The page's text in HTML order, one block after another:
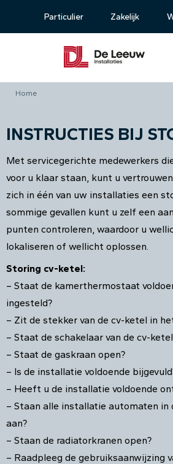
Particulier Zakelijk
Home
INSTRUCTIES BIJ
Met servicegerichte medewerkers
voor u klaar staan, kunt u
zich in één van uw installaties een
sommige gevallen kunt u zelf een
punten controleren, waardoor u
lokaliseren of wellicht oplossen.
Storing cv-ketel:
– Staat de kamerthermostaat
ingesteld?
– Zit de stekker van de cv-ketel in
– Staat de schakelaar van de cv-
– Staat de gaskraan open?
– Is de installatie voldoende
– Heeft u de installatie voldoende
– Staan alle installatie automaten in
aan?
– Staan de radiatorkranen open?
– Raadpleeg de gebruiksaanwijzing